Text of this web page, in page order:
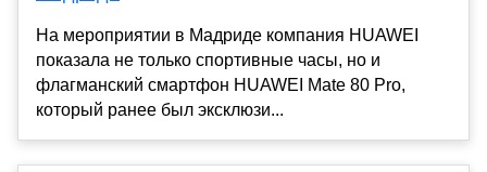
На мероприятии в Мадриде компания HUAWEI
показала не только спортивные часы, но и
флагманский смартфон HUAWEI Mate 80 Pro,
который ранее был эксклюзи...